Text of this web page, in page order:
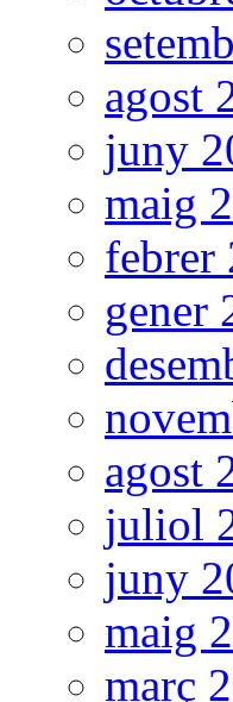
agost
juny
maig
febrer
gener
agost
juliol
juny
maig
març